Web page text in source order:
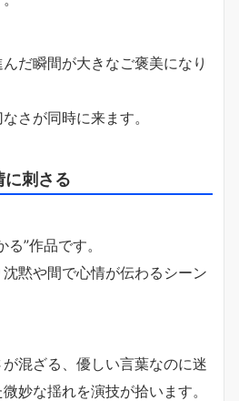
だ瞬間が大きなご褒美になり
さが同時に来ます。
に刺さる
”作品です。
黙や間で心情が伝わるシーン
混ざる、優しい言葉なのに迷
妙な揺れを演技が拾います。